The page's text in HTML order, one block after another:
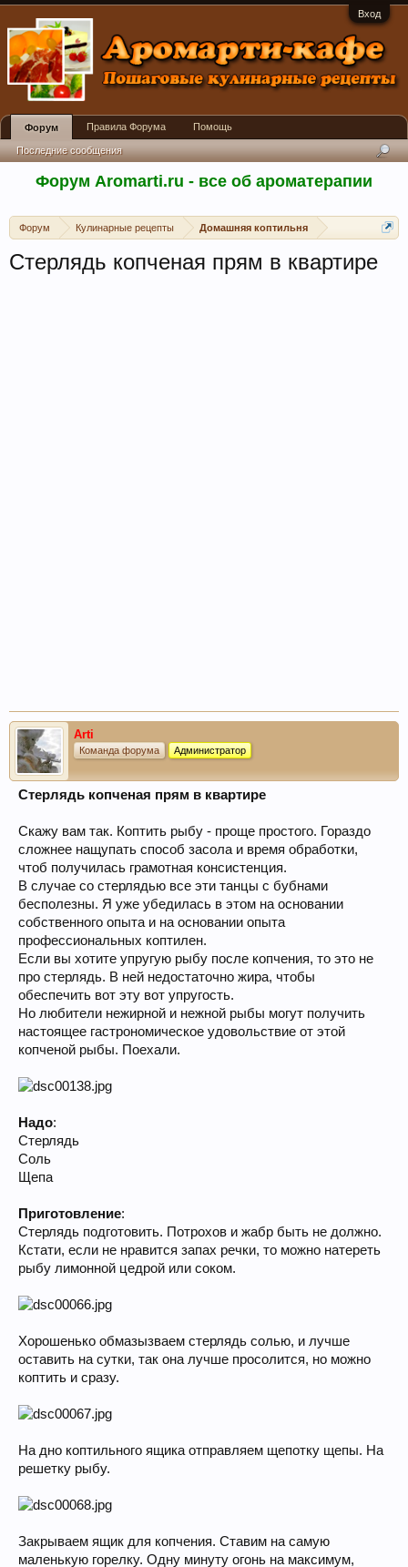
Вход
Форум Aromarti.ru - все об ароматерапии
Форум Кулинарные рецепты Домашняя коптильня
Стерлядь копченая прям в квартире
Arti
Команда форума Администратор
Стерлядь копченая прям в квартире
Скажу вам так. Коптить рыбу - проще простого. Гораздо
сложнее нащупать способ засола и время обработки,
чтоб получилась грамотная консистенция.
В случае со стерлядью все эти танцы с бубнами
бесполезны. Я уже убедилась в этом на основании
собственного опыта и на основании опыта
профессиональных коптилен.
Если вы хотите упругую рыбу после копчения, то это не
про стерлядь. В ней недостаточно жира, чтобы
обеспечить вот эту вот упругость.
Но любители нежирной и нежной рыбы могут получить
настоящее гастрономическое удовольствие от этой
копченой рыбы. Поехали.
Надо:
Стерлядь
Соль
Щепа
Приготовление:
Стерлядь подготовить. Потрохов и жабр быть не должно.
Кстати, если не нравится запах речки, то можно натереть
рыбу лимонной цедрой или соком.
Хорошенько обмазызваем стерлядь солью, и лучше
оставить на сутки, так она лучше просолится, но можно
коптить и сразу.
На дно коптильного ящика отправляем щепотку щепы. На
решетку рыбу.
Закрываем ящик для копчения. Ставим на самую
маленькую горелку. Одну минуту огонь на максимум,
Форум
Последние сообщения
Правила Форума Помощь